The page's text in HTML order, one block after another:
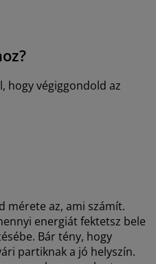
hogy végiggondold az
mérete az, ami számít.
energiát fektetsz bele
Bár tény, hogy
partiknak a jó helyszín.